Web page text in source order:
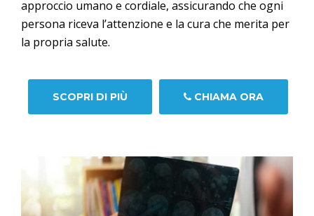
approccio umano e cordiale, assicurando che ogni
persona riceva l’attenzione e la cura che merita per
la propria salute.
SCOPRI DI PIÙ CHIAMA ORA